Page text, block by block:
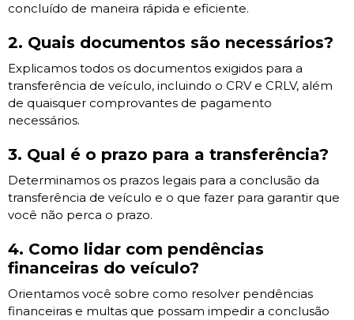
concluído de maneira rápida e eficiente.
2. Quais documentos são necessários?
Explicamos todos os documentos exigidos para a
transferência de veículo, incluindo o CRV e CRLV, além
de quaisquer comprovantes de pagamento
necessários.
3. Qual é o prazo para a transferência?
Determinamos os prazos legais para a conclusão da
transferência de veículo e o que fazer para garantir que
você não perca o prazo.
4. Como lidar com pendências
financeiras do veículo?
Orientamos você sobre como resolver pendências
financeiras e multas que possam impedir a conclusão